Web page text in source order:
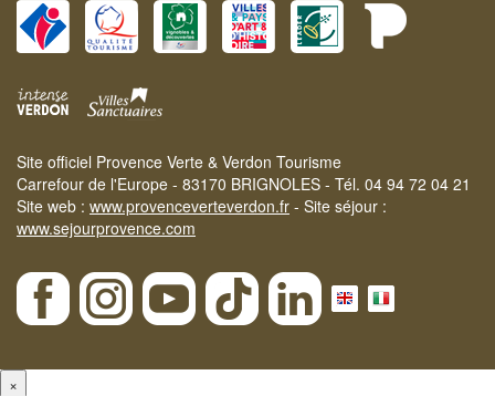
Site officiel Provence Verte & Verdon Tourisme
Carrefour de l'Europe - 83170 BRIGNOLES - Tél. 04 94 72 04 21
Site web : www.provenceverteverdon.fr - Site séjour :
www.sejourprovence.com
×